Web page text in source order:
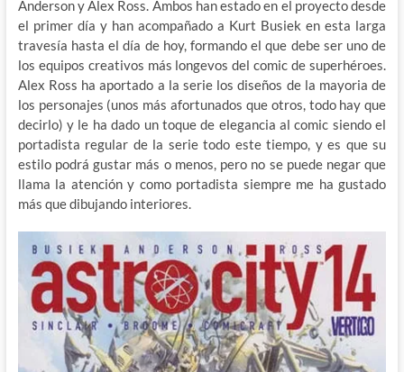
Anderson y Alex Ross. Ambos han estado en el proyecto desde
el primer día y han acompañado a Kurt Busiek en esta larga
travesía hasta el día de hoy, formando el que debe ser uno de
los equipos creativos más longevos del comic de superhéroes.
Alex Ross ha aportado a la serie los diseños de la mayoria de
los personajes (unos más afortunados que otros, todo hay que
decirlo) y le ha dado un toque de elegancia al comic siendo el
portadista regular de la serie todo este tiempo, y es que su
estilo podrá gustar más o menos, pero no se puede negar que
llama la atención y como portadista siempre me ha gustado
más que dibujando interiores.